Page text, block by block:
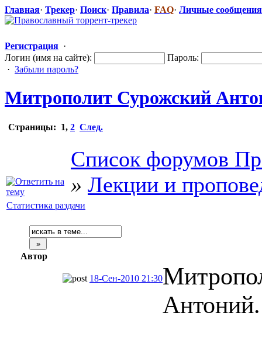
Главная· Трекер· Поиск· Правила· FAQ· Личные сообщения
Регистрация ·
Логин (имя на сайте):
Пароль:
· Забыли пароль?
Митрополит Сурожский
Страницы: 1, 2 След.
Список форумов
» Лекции и
Статистика раздачи
Автор
18-Сен-2010 21:30